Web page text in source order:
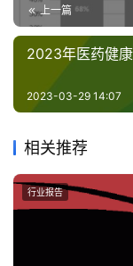
上一篇
2023年医药健
2023-03-29 14:07
相关推荐
行业报告